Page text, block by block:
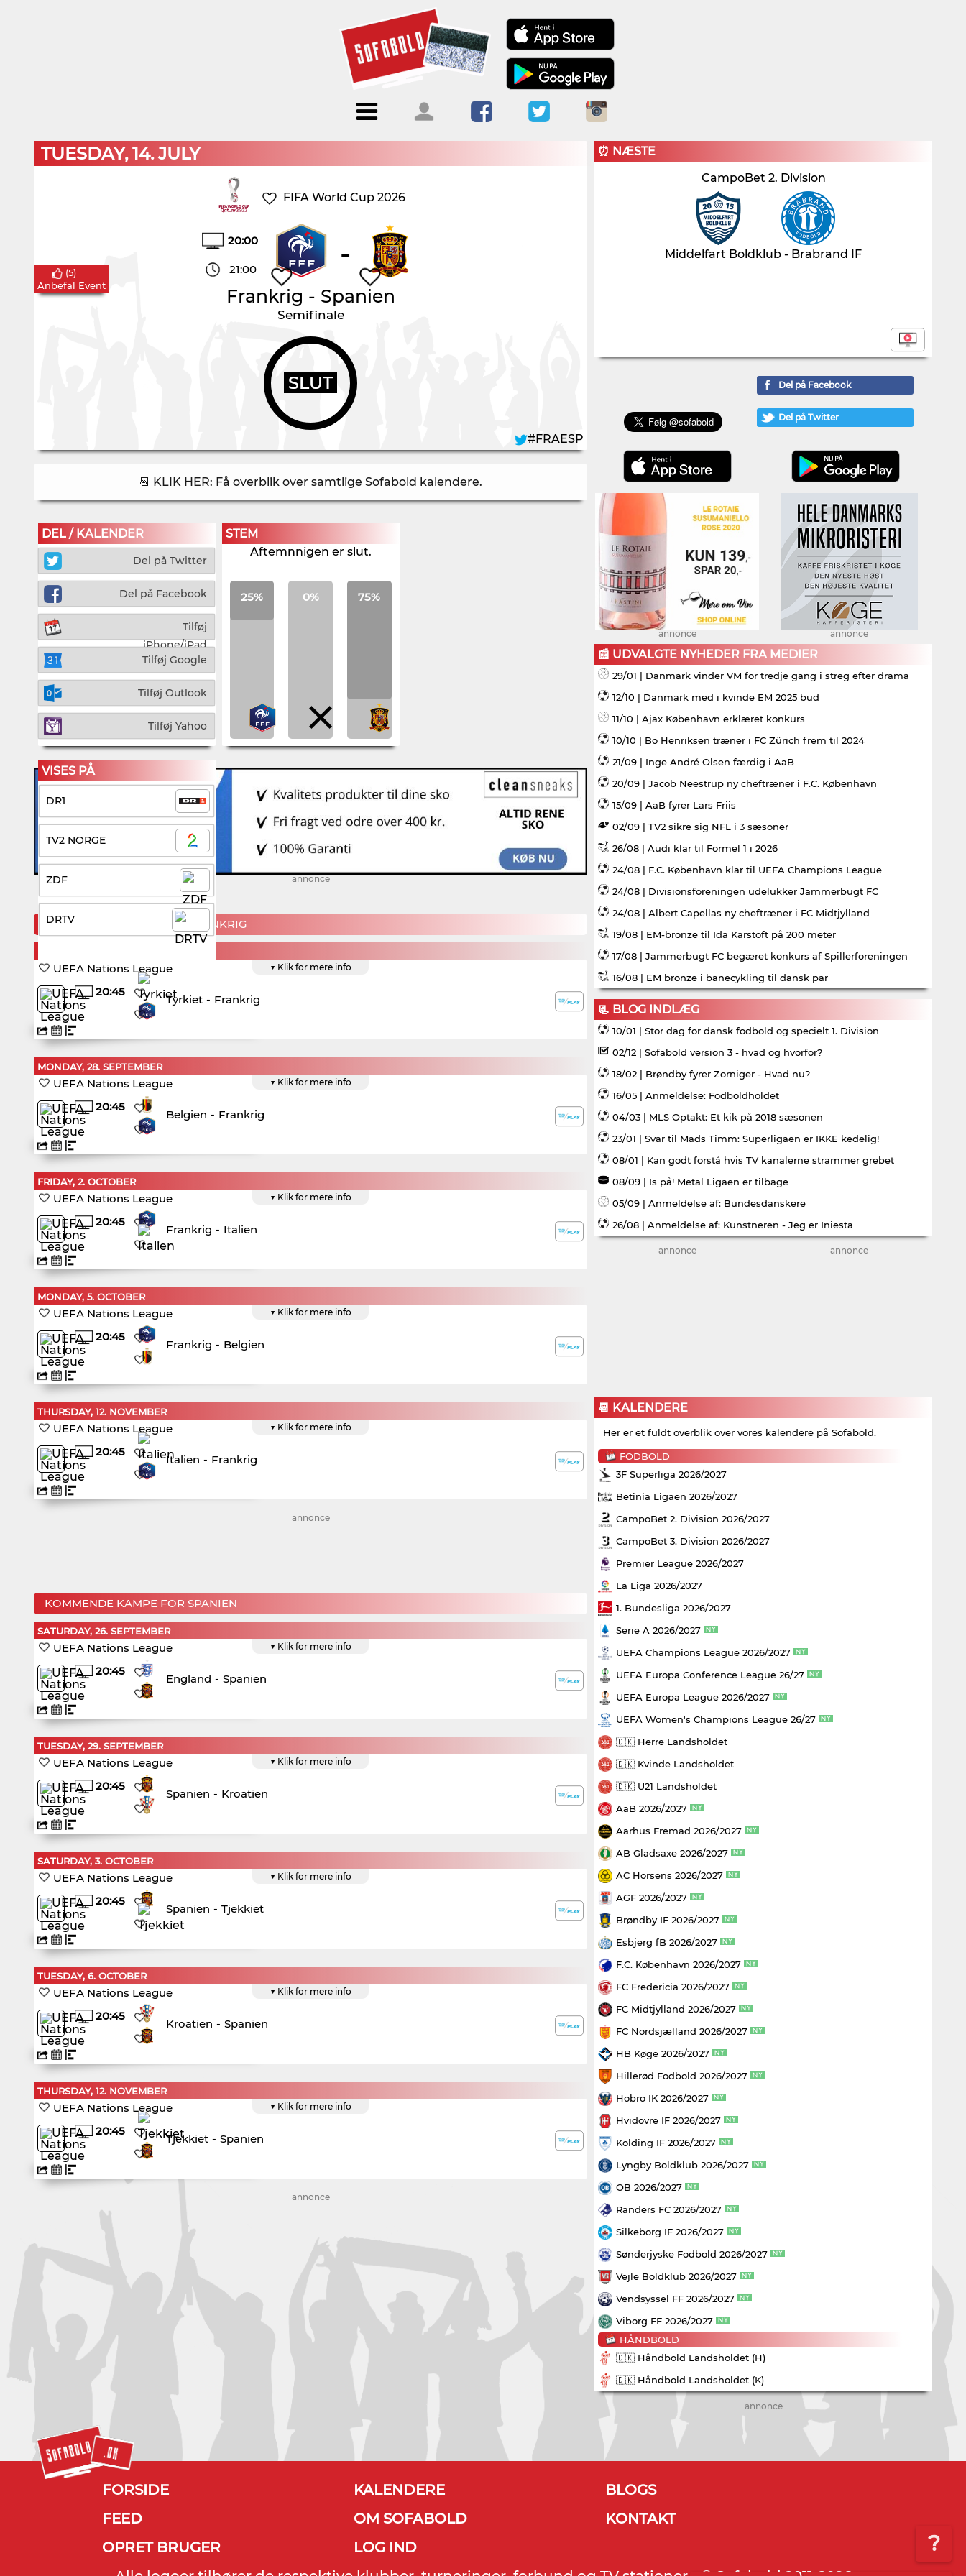
Menu
Forside Kalendere
Blogs
Om
Sofabold
Kontakt
Log ind
?
TUESDAY, 14. JULY
FIFA World Cup 2026
20:00
21:00 -
Frankrig - Spanien
Semifinale
SLUT
(5)
Anbefal Event
#FRAESP
📆 KLIK HER: Få overblik over samtlige Sofabold kalendere.
DEL / KALENDER
Del på Twitter
Del på Facebook
Tilføj
iPhone/iPad
Tilføj Google
Tilføj Outlook
Tilføj Yahoo
STEM
Aftemnnigen er slut.
25% 0% 75%
VISES PÅ
DR1
TV2 NORGE
ZDF
DRTV
annonce
KOMMENDE KAMPE FOR FRANKRIG
▼ Klik for mere info
UEFA Nations League
20:45
Tyrkiet - Frankrig
MONDAY, 28. SEPTEMBER
▼ Klik for mere info
UEFA Nations League
20:45
Belgien - Frankrig
FRIDAY, 2. OCTOBER
▼ Klik for mere info
UEFA Nations League
20:45
Frankrig - Italien
MONDAY, 5. OCTOBER
▼ Klik for mere info
UEFA Nations League
20:45
Frankrig - Belgien
THURSDAY, 12. NOVEMBER
▼ Klik for mere info
UEFA Nations League
20:45
Italien - Frankrig
annonce
KOMMENDE KAMPE FOR SPANIEN
SATURDAY, 26. SEPTEMBER
▼ Klik for mere info
UEFA Nations League
20:45
England - Spanien
TUESDAY, 29. SEPTEMBER
▼ Klik for mere info
UEFA Nations League
20:45
Spanien - Kroatien
SATURDAY, 3. OCTOBER
▼ Klik for mere info
UEFA Nations League
20:45
Spanien - Tjekkiet
TUESDAY, 6. OCTOBER
▼ Klik for mere info
UEFA Nations League
20:45
Kroatien - Spanien
THURSDAY, 12. NOVEMBER
▼ Klik for mere info
UEFA Nations League
20:45
Tjekkiet - Spanien
annonce
⏰ NÆSTE
CampoBet 2. Division
Middelfart Boldklub - Brabrand IF
Del på Facebook
Del på Twitter
annonce annonce
📰 UDVALGTE NYHEDER FRA MEDIER
29/01 | Danmark vinder VM for tredje gang i streg efter drama
12/10 | Danmark med i kvinde EM 2025 bud
11/10 | Ajax København erklæret konkurs
10/10 | Bo Henriksen træner i FC Zürich frem til 2024
21/09 | Inge André Olsen færdig i AaB
20/09 | Jacob Neestrup ny cheftræner i F.C. København
15/09 | AaB fyrer Lars Friis
02/09 | TV2 sikre sig NFL i 3 sæsoner
26/08 | Audi klar til Formel 1 i 2026
24/08 | F.C. København klar til UEFA Champions League
24/08 | Divisionsforeningen udelukker Jammerbugt FC
24/08 | Albert Capellas ny cheftræner i FC Midtjylland
19/08 | EM-bronze til Ida Karstoft på 200 meter
17/08 | Jammerbugt FC begæret konkurs af Spillerforeningen
16/08 | EM bronze i banecykling til dansk par
📃 BLOG INDLÆG
10/01 | Stor dag for dansk fodbold og specielt 1. Division
02/12 | Sofabold version 3 - hvad og hvorfor?
18/02 | Brøndby fyrer Zorniger - Hvad nu?
16/05 | Anmeldelse: Fodboldholdet
04/03 | MLS Optakt: Et kik på 2018 sæsonen
23/01 | Svar til Mads Timm: Superligaen er IKKE kedelig!
08/01 | Kan godt forstå hvis TV kanalerne strammer grebet
08/09 | Is på! Metal Ligaen er tilbage
05/09 | Anmeldelse af: Bundesdanskere
26/08 | Anmeldelse af: Kunstneren - Jeg er Iniesta
annonce annonce
📆 KALENDERE
Her er et fuldt overblik over vores kalendere på Sofabold.
FODBOLD
3F Superliga 2026/2027
Betinia Ligaen 2026/2027
CampoBet 2. Division 2026/2027
CampoBet 3. Division 2026/2027
Premier League 2026/2027
La Liga 2026/2027
1. Bundesliga 2026/2027
Serie A 2026/2027
UEFA Champions League 2026/2027
UEFA Europa Conference League 26/27
UEFA Europa League 2026/2027
UEFA Women's Champions League 26/27
🇩🇰 Herre Landsholdet
🇩🇰 Kvinde Landsholdet
🇩🇰 U21 Landsholdet
AaB 2026/2027
Aarhus Fremad 2026/2027
AB Gladsaxe 2026/2027
AC Horsens 2026/2027
AGF 2026/2027
Brøndby IF 2026/2027
Esbjerg fB 2026/2027
F.C. København 2026/2027
FC Fredericia 2026/2027
FC Midtjylland 2026/2027
FC Nordsjælland 2026/2027
HB Køge 2026/2027
Hillerød Fodbold 2026/2027
Hobro IK 2026/2027
Hvidovre IF 2026/2027
Kolding IF 2026/2027
Lyngby Boldklub 2026/2027
OB 2026/2027
Randers FC 2026/2027
Silkeborg IF 2026/2027
Sønderjyske Fodbold 2026/2027
Vejle Boldklub 2026/2027
Vendsyssel FF 2026/2027
Viborg FF 2026/2027
HÅNDBOLD
🇩🇰 Håndbold Landsholdet (H)
🇩🇰 Håndbold Landsholdet (K)
annonce
FORSIDE KALENDERE
BLOGS
FEED
OM SOFABOLD
KONTAKT
OPRET BRUGER
LOG IND